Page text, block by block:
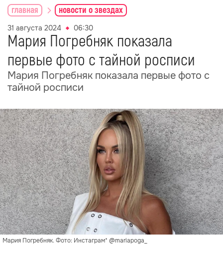
главная новости о звездах
31 августа 2024 06:30
Мария Погребняк показала
первые фото с тайной росписи
Мария Погребняк показала первые фото с
тайной росписи
Мария Погребняк. Фото: Инстаграм* @mariapoga_